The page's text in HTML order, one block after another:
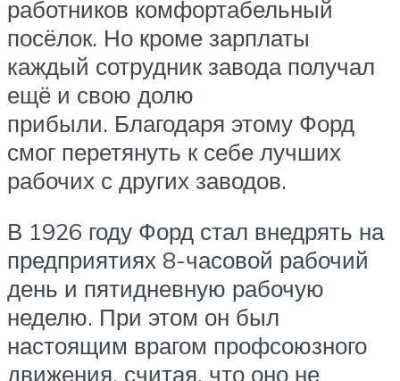
работников комфортабельный
посёлок. Но кроме зарплаты
каждый сотрудник завода получал
ещё и свою долю
прибыли. Благодаря этому Форд
смог перетянуть к себе лучших
рабочих с других заводов.
В 1926 году Форд стал внедрять на
предприятиях 8-часовой рабочий
день и пятидневную рабочую
неделю. При этом он был
настоящим врагом профсоюзного
движения, считая, что оно не